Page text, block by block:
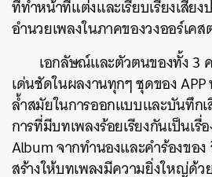
ที่ทำหน้าที่แต่งและเรียบเรียงเสีย
อำนวยเพลงในภาคของวงออร์เคส
เอกลัษณ์และตัวตนของทั้ง 3
เด่นชัดในผลงานทุกๆ ชุดของ
ล้ำสมัยในการออกแบบและบันทึก
การที่มีบทเพลงร้อยเรียงกันเป็นเรื่
Album จากทำนองและคำร้องขอ
สร้างให้บทเพลงมีความยิ่งใหญ่ด้ว